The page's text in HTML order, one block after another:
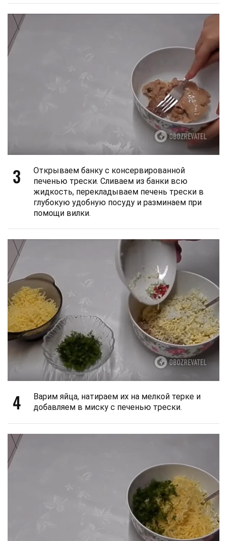
3
Открываем банку с консервированной
печенью трески. Сливаем из банки всю
жидкость, перекладываем печень трески в
глубокую удобную посуду и разминаем при
помощи вилки.
4
Варим яйца, натираем их на мелкой терке и
добавляем в миску с печенью трески.